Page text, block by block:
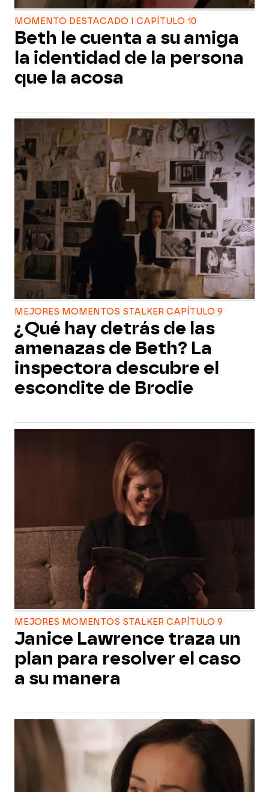
MOMENTO DESTACADO I CAPÍTULO 10
Beth le cuenta a su amiga
la identidad de la persona
que la acosa
MEJORES MOMENTOS STALKER CAPÍTULO 9
¿Qué hay detrás de las
amenazas de Beth? La
inspectora descubre el
escondite de Brodie
MEJORES MOMENTOS STALKER CAPÍTULO 9
Janice Lawrence traza un
plan para resolver el caso
a su manera